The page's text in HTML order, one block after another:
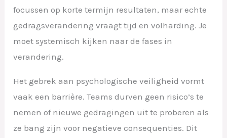
focussen op korte termijn resultaten, maar echte
gedragsverandering vraagt tijd en volharding. Je
moet systemisch kijken naar de fases in
verandering.
Het gebrek aan psychologische veiligheid vormt
vaak een barrière. Teams durven geen risico’s te
nemen of nieuwe gedragingen uit te proberen als
ze bang zijn voor negatieve consequenties. Dit